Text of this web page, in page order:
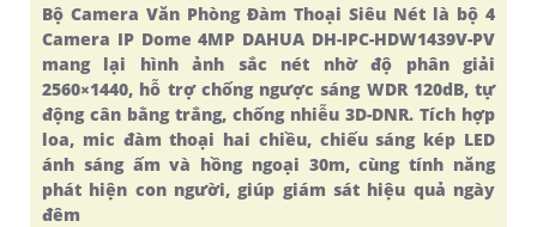
Bộ Camera Văn Phòng Đàm Thoại Siêu Nét là bộ 4
Camera IP Dome 4MP DAHUA DH-IPC-HDW1439V-PV
mang lại hình ảnh sắc nét nhờ độ phân giải
2560×1440, hỗ trợ chống ngược sáng WDR 120dB, tự
động cân bằng trắng, chống nhiễu 3D-DNR. Tích hợp
loa, mic đàm thoại hai chiều, chiếu sáng kép LED
ánh sáng ấm và hồng ngoại 30m, cùng tính năng
phát hiện con người, giúp giám sát hiệu quả ngày
đêm